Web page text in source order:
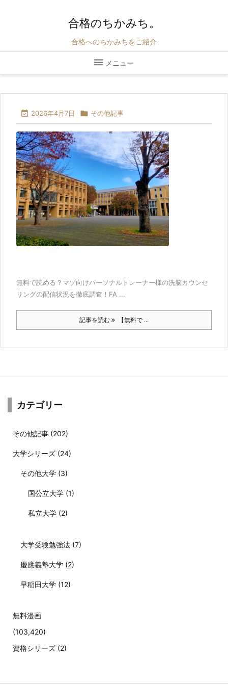
合格のちかみち。
合格へのちかみちをご紹介
 メニュー
 2026年4月7日  その他記事
無料で読める？マゾ向けパーソナルトレーナー様の洗脳カウンセ
リングの配信状況を徹底調査！FA ...
記事を読む 【無料で ...
カテゴリー
その他記事 (202)
大学シリーズ (24)
その他大学 (3)
国公立大学 (1)
私立大学 (2)
大学受験勉強法 (7)
慶應義塾大学 (2)
早稲田大学 (12)
無料漫画
(103,420)
資格シリーズ (2)